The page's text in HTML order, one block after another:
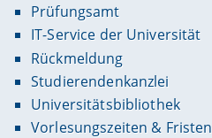
Prüfungsamt
IT-Service der Universität
Rückmeldung
Studierendenkanzlei
Universitätsbibliothek
Vorlesungszeiten & Fristen